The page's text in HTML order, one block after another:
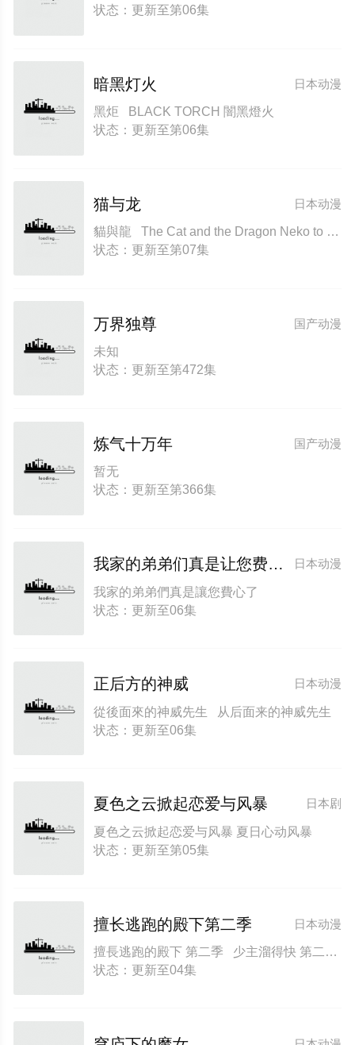
状态：更新至第06集
日本动漫
暗黑灯火
黑炬 BLACK TORCH 闇黑燈火
状态：更新至第06集
日本动漫
猫与龙
貓與龍 The Cat and the Dragon Neko to Ryuu
状态：更新至第07集
国产动漫
万界独尊
未知
状态：更新至第472集
国产动漫
炼气十万年
暂无
状态：更新至第366集
日本动漫
我家的弟弟们真是让您费心了
我家的弟弟們真是讓您費心了
状态：更新至06集
日本动漫
正后方的神威
從後面來的神威先生 从后面来的神威先生
状态：更新至06集
日本剧
夏色之云掀起恋爱与风暴
夏色之云掀起恋爱与风暴 夏日心动风暴
状态：更新至第05集
日本动漫
擅长逃跑的殿下第二季
擅長逃跑的殿下 第二季 少主溜得快 第二季 Nige Jouzu no Wakagimi Season 2 The Elusive Samurai Season 2
状态：更新至04集